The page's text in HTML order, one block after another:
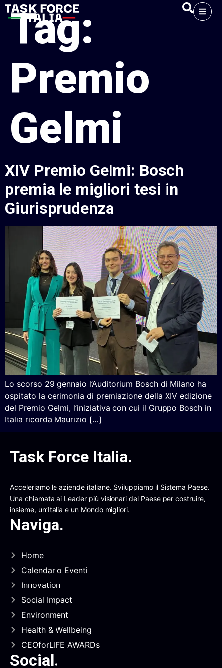
Tag:
Premio
Gelmi
XIV Premio Gelmi: Bosch
premia le migliori tesi in
Giurisprudenza
Lo scorso 29 gennaio l’Auditorium Bosch di Milano ha
ospitato la cerimonia di premiazione della XIV edizione
del Premio Gelmi, l’iniziativa con cui il Gruppo Bosch in
Italia ricorda Maurizio […]
Task Force Italia.
Acceleriamo le aziende italiane. Sviluppiamo il Sistema Paese.
Una chiamata ai Leader più visionari del Paese per costruire,
insieme, un’Italia e un Mondo migliori.
Naviga.
Home
Calendario Eventi
Innovation
Social Impact
Environment
Health & Wellbeing
CEOforLIFE AWARDs
Social.